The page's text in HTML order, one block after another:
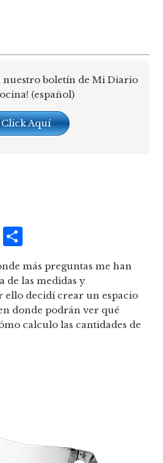
nuestro boletín de Mi Diario
(español)
Click Aquí
WhatsApp
más preguntas me han
de las medidas y
ello decidí crear un espacio
donde podrán ver qué
calculo las cantidades de